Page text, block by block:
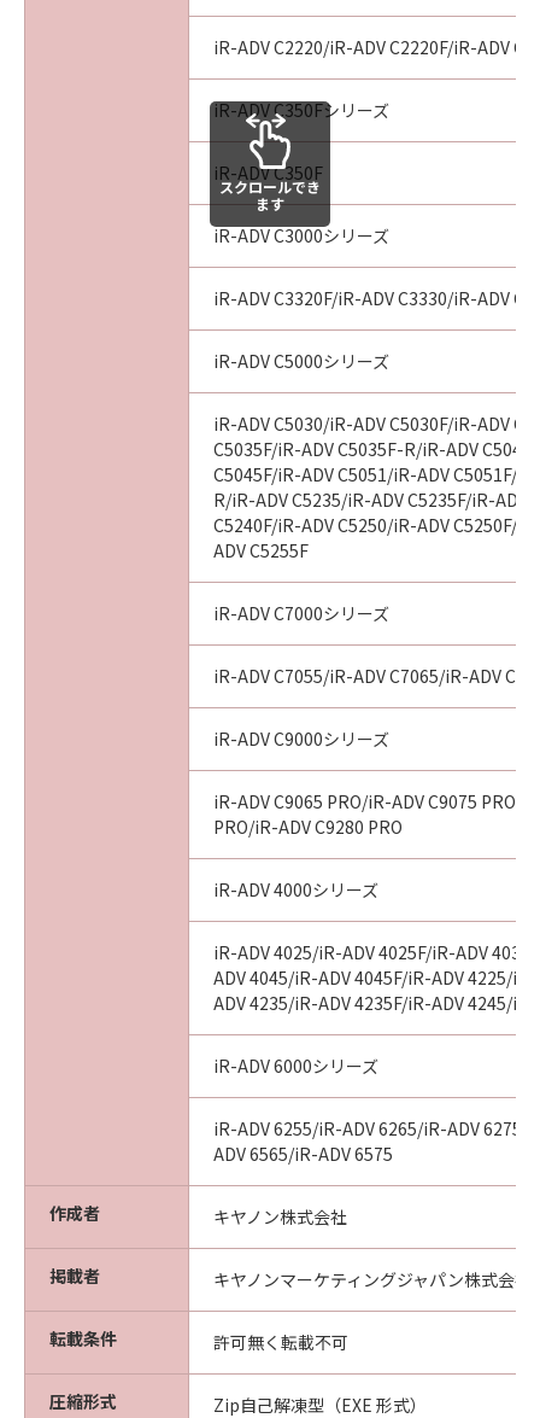
declared or found to be illegal by any court or
tribunal of competent jurisdiction, such
the jurisdiction of that court or tribunal and
all the remaining provisions hereof shall
remain in full force and effect.
11. ACKNOWLEDGEMENT
BY CLICKING THE BUTTON INDICATING
YOUR ACCEPTANCE AS STATED BELOW OR
INSTALLING THE SOFTWARE, YOU
ACKNOWLEDGE THAT YOU HAVE READ THIS
AGREEMENT, UNDERSTOOD IT, AND AGREE
CONDITIONS. YOU ALSO AGREE THAT THIS
AGREEMENT IS THE COMPLETE AND
EXCLUSIVE STATEMENT OF AGREEMENT
BETWEEN YOU AND CANON CONCERNING
THE SUBJECT MATTER HEREOF AND
SUPERSEDES ALL PROPOSALS OR PRIOR
AGREEMENTS, VERBAL OR WRITTEN, AND
ANY OTHER COMMUNICATIONS BETWEEN
YOU AND CANON RELATING TO THE
SUBJECT MATTER HEREOF. NO AMENDMENT
TO THIS AGREEMENT SHALL BE EFFECTIVE
UNLESS SIGNED BY A DULY AUTHORISED
Should you have any questions concerning
this Agreement, or if you desire to contact
Canon for any reason, please write to Canon's
sales subsidiary or distributor/dealer, serving
the country where you obtained the
iR-ADV C2220/iR-ADV C2220F/iR-ADV
iR-ADV C350Fシリーズ
iR-ADV C350F
iR-ADV C3000シリーズ
iR-ADV C3320F/iR-ADV C3330/iR-ADV
iR-ADV C5000シリーズ
iR-ADV C5030/iR-ADV C5030F/iR-ADV
C5035F/iR-ADV C5035F-R/iR-ADV
C5045F/iR-ADV C5051/iR-ADV C5051F/
R/iR-ADV C5235/iR-ADV C5235F/iR-ADV
C5240F/iR-ADV C5250/iR-ADV C5250F/
ADV C5255F
iR-ADV C7000シリーズ
iR-ADV C7055/iR-ADV C7065/iR-ADV
iR-ADV C9000シリーズ
iR-ADV C9065 PRO/iR-ADV C9075 PRO/
PRO/iR-ADV C9280 PRO
iR-ADV 4000シリーズ
iR-ADV 4025/iR-ADV 4025F/iR-ADV
ADV 4045/iR-ADV 4045F/iR-ADV 4225/
ADV 4235/iR-ADV 4235F/iR-ADV 4245/iR-
iR-ADV 6000シリーズ
iR-ADV 6255/iR-ADV 6265/iR-ADV 6275/
ADV 6565/iR-ADV 6575
作成者 キヤノン株式会社
掲載者 キヤノンマーケティングジャパン株式会社
転載条件 許可無く転載不可
圧縮形式 Zip自己解凍型（EXE 形式）
スクロールでき
ます